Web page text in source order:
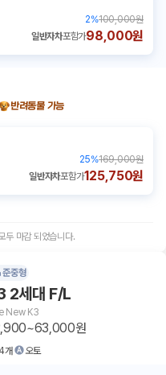
2%100,000원
일반자차포함가98,000원
반려동물 가능
25%169,000원
일반자차포함가125,750원
두 마감 되었습니다.
준중형
2세대 F/L
New K3
원
4개 오토